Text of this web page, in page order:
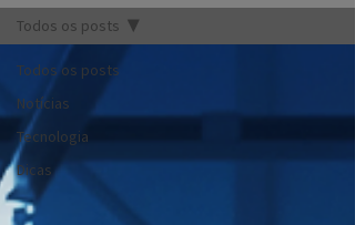
Todos os posts
Notícias
Tecnologia
Dicas
Todos os posts